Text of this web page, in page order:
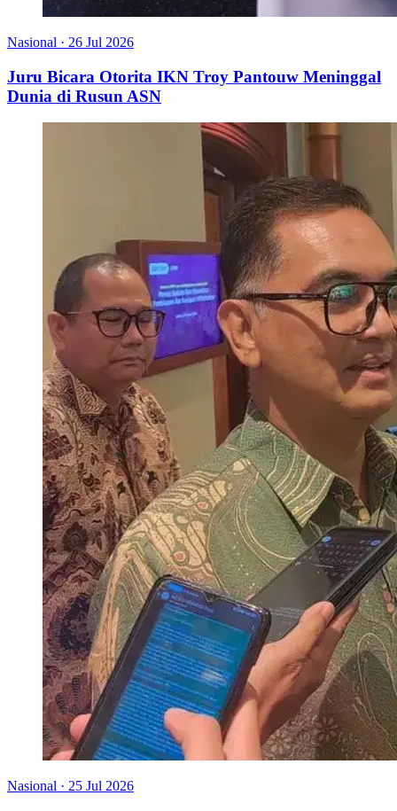
Nasional · 26 Jul 2026
Juru Bicara Otorita IKN Troy Pantouw Meninggal
Dunia di Rusun ASN
Nasional · 25 Jul 2026